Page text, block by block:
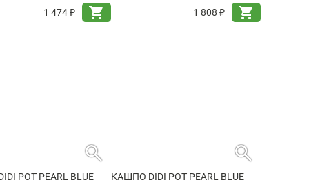
1 474 ₽
shopping_cart
1 808 ₽
shopping_cart
search
POT PEARL BLUE
search
КАШПО DIDI POT PEARL BLUE